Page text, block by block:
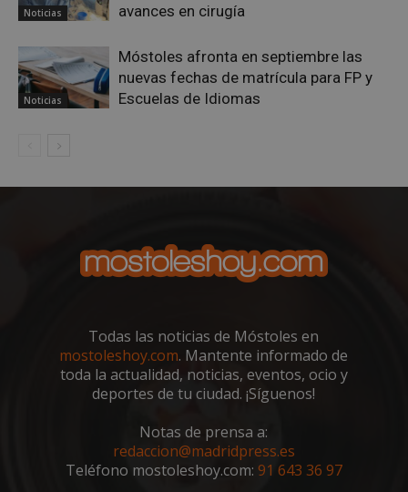
Noticias
avances en cirugía
Noticias
Móstoles afronta en septiembre las
nuevas fechas de matrícula para FP y
Escuelas de Idiomas
Todas las noticias de Móstoles en
mostoleshoy.com. Mantente informado de
toda la actualidad, noticias, eventos, ocio y
deportes de tu ciudad. ¡Síguenos!
Notas de prensa a:
redaccion@madridpress.es
Teléfono mostoleshoy.com: 91 643 36 97
__cf_bm